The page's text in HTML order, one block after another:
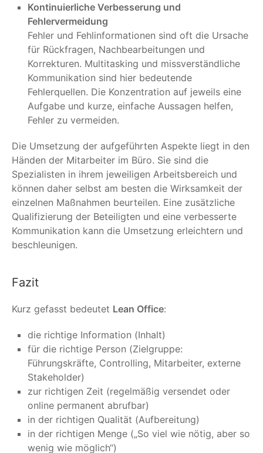
Kontinuierliche Verbesserung und
Fehlervermeidung
Fehler und Fehlinformationen sind oft die Ursache
für Rückfragen, Nachbearbeitungen und
Korrekturen. Multitasking und missverständliche
Kommunikation sind hier bedeutende
Fehlerquellen. Die Konzentration auf jeweils eine
Aufgabe und kurze, einfache Aussagen helfen,
Fehler zu vermeiden.
Die Umsetzung der aufgeführten Aspekte liegt in den
Händen der Mitarbeiter im Büro. Sie sind die
Spezialisten in ihrem jeweiligen Arbeitsbereich und
können daher selbst am besten die Wirksamkeit der
einzelnen Maßnahmen beurteilen. Eine zusätzliche
Qualifizierung der Beteiligten und eine verbesserte
Kommunikation kann die Umsetzung erleichtern und
beschleunigen.
Fazit
Kurz gefasst bedeutet Lean Office:
die richtige Information (Inhalt)
für die richtige Person (Zielgruppe:
Führungskräfte, Controlling, Mitarbeiter, externe
Stakeholder)
zur richtigen Zeit (regelmäßig versendet oder
online permanent abrufbar)
in der richtigen Qualität (Aufbereitung)
in der richtigen Menge („So viel wie nötig, aber so
wenig wie möglich“)